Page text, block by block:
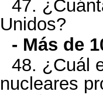
47.
Unidos?
- Más de
48. ¿Cuál
nucleares